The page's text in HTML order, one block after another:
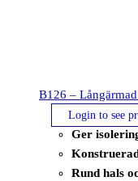
B126 –
Login to see
Ger
Rund hals